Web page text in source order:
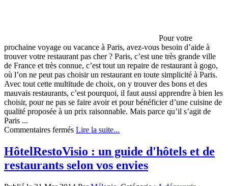
Pour votre
prochaine voyage ou vacance à Paris, avez-vous besoin d’aide à
trouver votre restaurant pas cher ? Paris, c’est une très grande ville
de France et très connue, c’est tout un repaire de restaurant à gogo,
où l’on ne peut pas choisir un restaurant en toute simplicité à Paris.
Avec tout cette multitude de choix, on y trouver des bons et des
mauvais restaurants, c’est pourquoi, il faut aussi apprendre à bien les
choisir, pour ne pas se faire avoir et pour bénéficier d’une cuisine de
qualité proposée à un prix raisonnable. Mais parce qu’il s’agit de
Paris ...
Commentaires ferméssur
son
restaurant
à
Lire la suite...
HôtelRestoVisio : un guide d'hôtels et de
restaurants selon vos envies